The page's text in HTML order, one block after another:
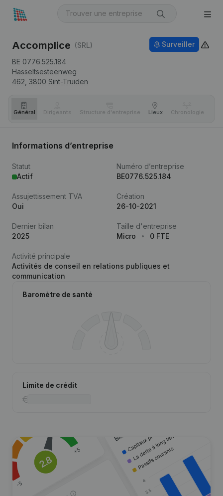
Accomplice (SRL)
BE 0776.525.184
Hasseltsesteenweg
462, 3800 Sint-Truiden
Surveiller
Général Dirigeants Structure d'entreprise Lieux Chronologie
Informations d’entreprise
Statut
Actif
Numéro d’entreprise
BE0776.525.184
Assujettissement TVA
Oui
Création
26-10-2021
Dernier bilan
2025
Taille d'entreprise
Micro
0 FTE
Activité principale
Activités de conseil en relations publiques et
communication
Baromètre de santé
Limite de crédit